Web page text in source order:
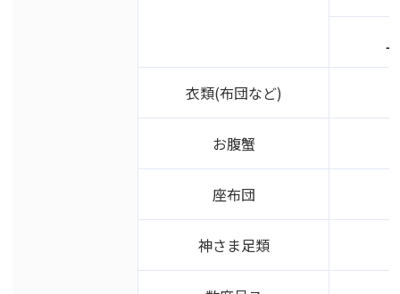
衣類(布団など)
お腹蟹
座布団
神さま足類